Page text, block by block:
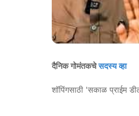
दैनिक गोमंतकचेसदस्य व्हा
शॉपिंगसाठी 'सकाळ प्राईम